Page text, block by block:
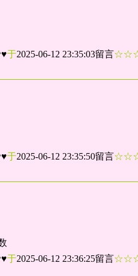
于2025-06-12 23:35:03留言
于2025-06-12 23:35:50留言
于2025-06-12 23:36:25留言